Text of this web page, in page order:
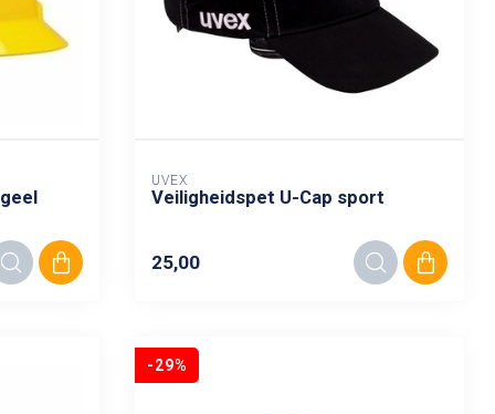
UVEX
Veiligheidspet U-Cap sport
25,00
-29%